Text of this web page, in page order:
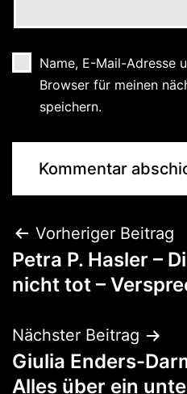
Name, E-Mail-Adresse
Browser für meinen
speichern.
Vorheriger Beitrag
Petra P. Hasler –
nicht tot –
Nächster Beitrag
Giulia Enders-
Alles über ein